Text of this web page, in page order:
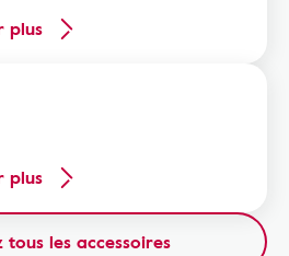
plus
plus
tous les accessoires